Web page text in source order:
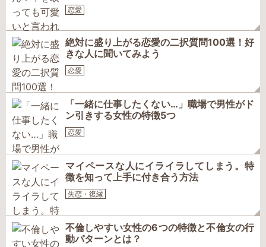
恋愛
絶対に盛り上がる恋愛の二択質問100選！好
きな人に聞いてみよう
恋愛
「一緒に仕事したくない…」職場で男性がド
ン引きする女性の特徴5つ
恋愛
マイペースな人にイライラしてしまう。特
徴を知って上手に付き合う方法
失恋・復縁
不倫しやすい女性の6つの特徴と不倫女の行
動パターンとは？